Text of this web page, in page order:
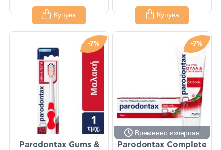
Купува Купува
-7%
Parodontax Gums &
-7%
Временно изчерпан
Parodontax Complete